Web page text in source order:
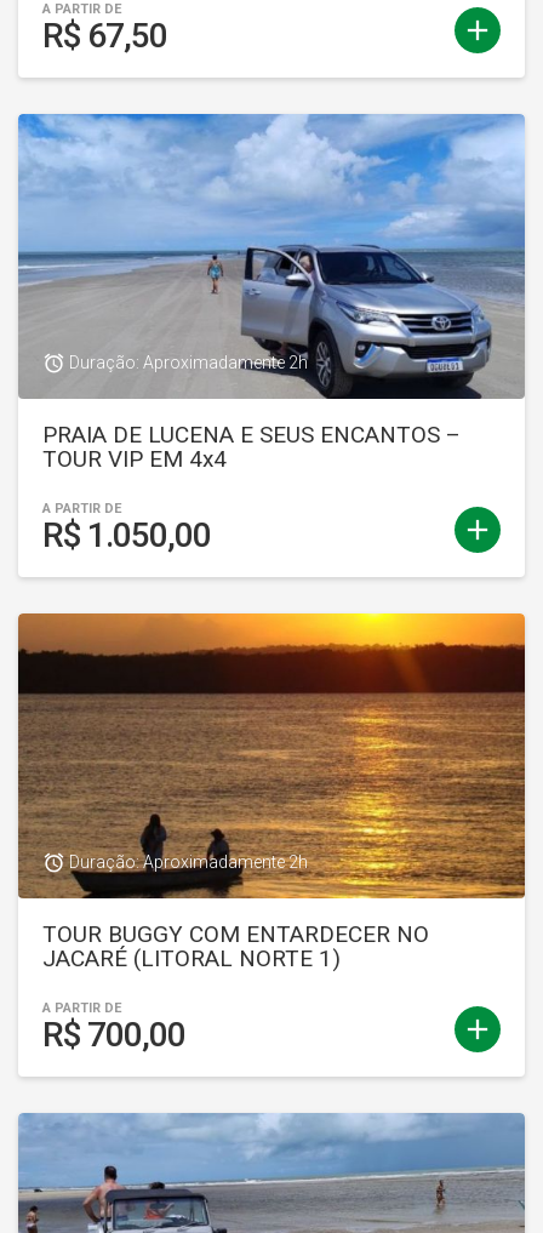
add
A PARTIR DE
R$ 67,50
add
access_alarm Duração: Aproximadamente 2h
PRAIA DE LUCENA E SEUS ENCANTOS –
TOUR VIP EM 4x4
A PARTIR DE
R$ 1.050,00
add
access_alarmDuração: Aproximadamente 2h
TOUR BUGGY COM ENTARDECER NO
JACARÉ (LITORAL NORTE 1)
A PARTIR DE
R$ 700,00